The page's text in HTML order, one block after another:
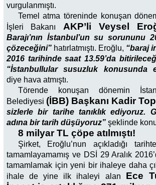
vurgulanmıştı.
Temel atma töreninde konuşan
İşleri Bakanı AKP’li Veysel
Barajı’nın İstanbul’un su sorununu
çözeceğini” hatırlatmıştı. Eroğlu, “baraj
2016 tarihinde saat 13.59’da
“İstanbullular susuzluk konusunda
diye hava atmıştı.
Törende konuşan dönemin
Belediyesi (İBB) Başkanı Kadir
sizlerle bir tarihe tanıklık ediyoruz.
adına bir tarih düşüyoruz” şeklinde
8 milyar TL çöpe atılmıştı!
Şirket, Eroğlu’nun açıkladığı
tamamlayamamış ve DSİ 29 Aralık
tamamlamak için yeni bir ihaleye daha
ihale de yine ilk ihaleyi alan Ece